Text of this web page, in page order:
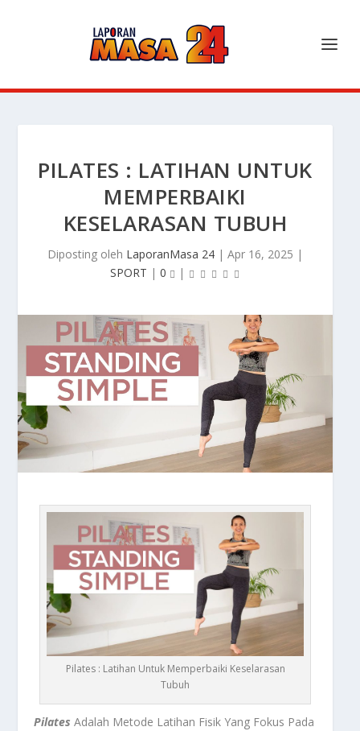
PILATES : LATIHAN UNTUK
MEMPERBAIKI
KESELARASAN TUBUH
Diposting oleh LaporanMasa 24 | Apr 16, 2025 |
SPORT | 0 |
Pilates : Latihan Untuk Memperbaiki Keselarasan
Tubuh
Pilates Adalah Metode Latihan Fisik Yang Fokus Pada